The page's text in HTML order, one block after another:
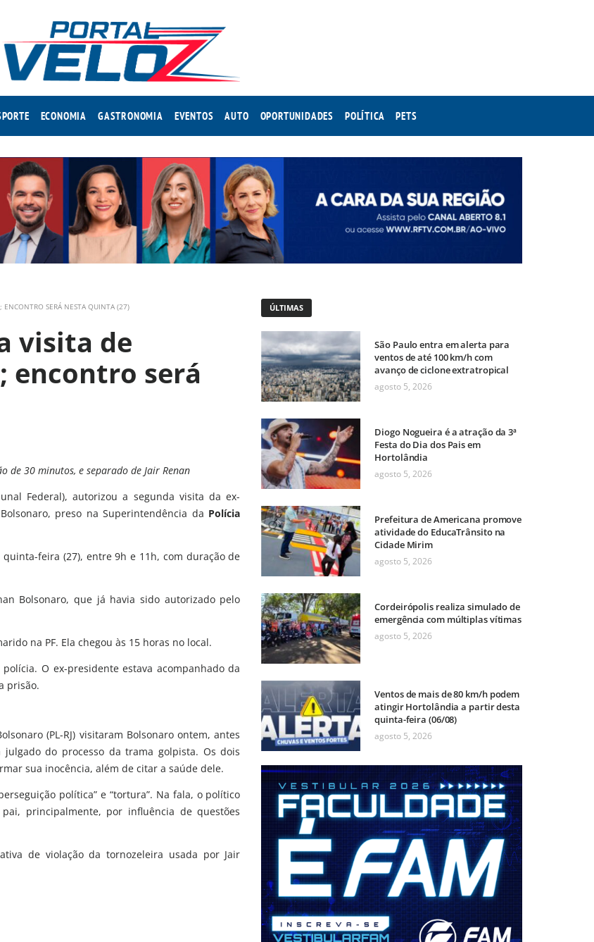
ECONOMIA GASTRONOMIA EVENTOS AUTO OPORTUNIDADES POLÍTICA PETS
ENCONTRO SERÁ NESTA QUINTA (27)
visita de
encontro será
de 30 minutos, e separado de Jair Renan
Federal), autorizou a segunda visita da ex-
preso na Superintendência da Polícia
feira (27), entre 9h e 11h, com duração de
Bolsonaro, que já havia sido autorizado pelo
na PF. Ela chegou às 15 horas no local.
O ex-presidente estava acompanhado da
prisão.
(PL-RJ) visitaram Bolsonaro ontem, antes
do processo da trama golpista. Os dois
sua inocência, além de citar a saúde dele.
política” e “tortura”. Na fala, o político
principalmente, por influência de questões
de violação da tornozeleira usada por Jair
ÚLTIMAS
São Paulo entra em alerta para
ventos de até 100 km/h com
avanço de ciclone extratropical
agosto 5, 2026
Diogo Nogueira é a atração da 3ª
Festa do Dia dos Pais em
Hortolândia
agosto 5, 2026
Prefeitura de Americana promove
atividade do EducaTrânsito na
Cidade Mirim
agosto 5, 2026
Cordeirópolis realiza simulado de
emergência com múltiplas vítimas
agosto 5, 2026
Ventos de mais de 80 km/h podem
atingir Hortolândia a partir desta
quinta-feira (06/08)
agosto 5, 2026